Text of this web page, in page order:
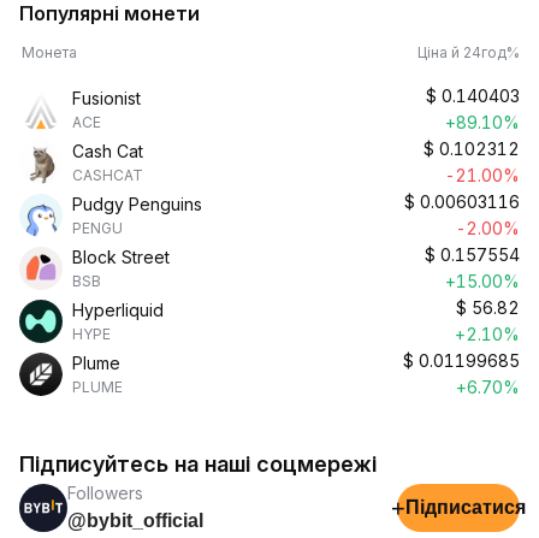
Популярні монети
Монета Ціна й 24год%
Fusionist
ACE
$ 0.140403
+89.10%
Cash Cat
CASHCAT
$ 0.102312
-21.00%
Pudgy Penguins
PENGU
$ 0.00603116
-2.00%
Block Street
BSB
$ 0.157554
+15.00%
Hyperliquid
HYPE
$ 56.82
+2.10%
Plume
PLUME
$ 0.01199685
+6.70%
Підписуйтесь на наші соцмережі
Followers
@bybit_official
+ Підписатися